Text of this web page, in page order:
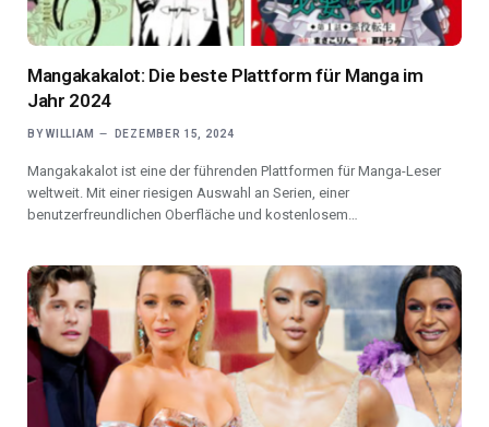
Mangakakalot: Die beste Plattform für Manga im
Jahr 2024
BY WILLIAM DEZEMBER 15, 2024
Mangakakalot ist eine der führenden Plattformen für Manga-Leser
weltweit. Mit einer riesigen Auswahl an Serien, einer
benutzerfreundlichen Oberfläche und kostenlosem…